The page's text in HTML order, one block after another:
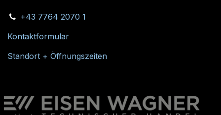
+43 7764 2070 1
Kontaktformular
Standort + Öffnungszeiten